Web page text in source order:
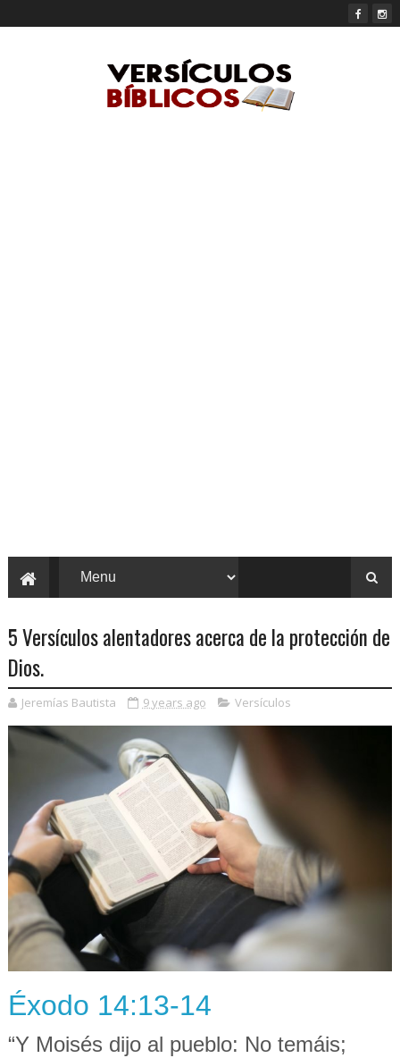
5 Versículos alentadores acerca de la protección de
Dios.
Jeremías Bautista 9 years ago Versículos
Éxodo 14:13-14
“Y Moisés dijo al pueblo: No temáis;